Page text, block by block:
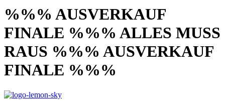
%%% AUSVERKAUF
FINALE %%% ALLES MUSS
RAUS %%% AUSVERKAUF
FINALE %%%